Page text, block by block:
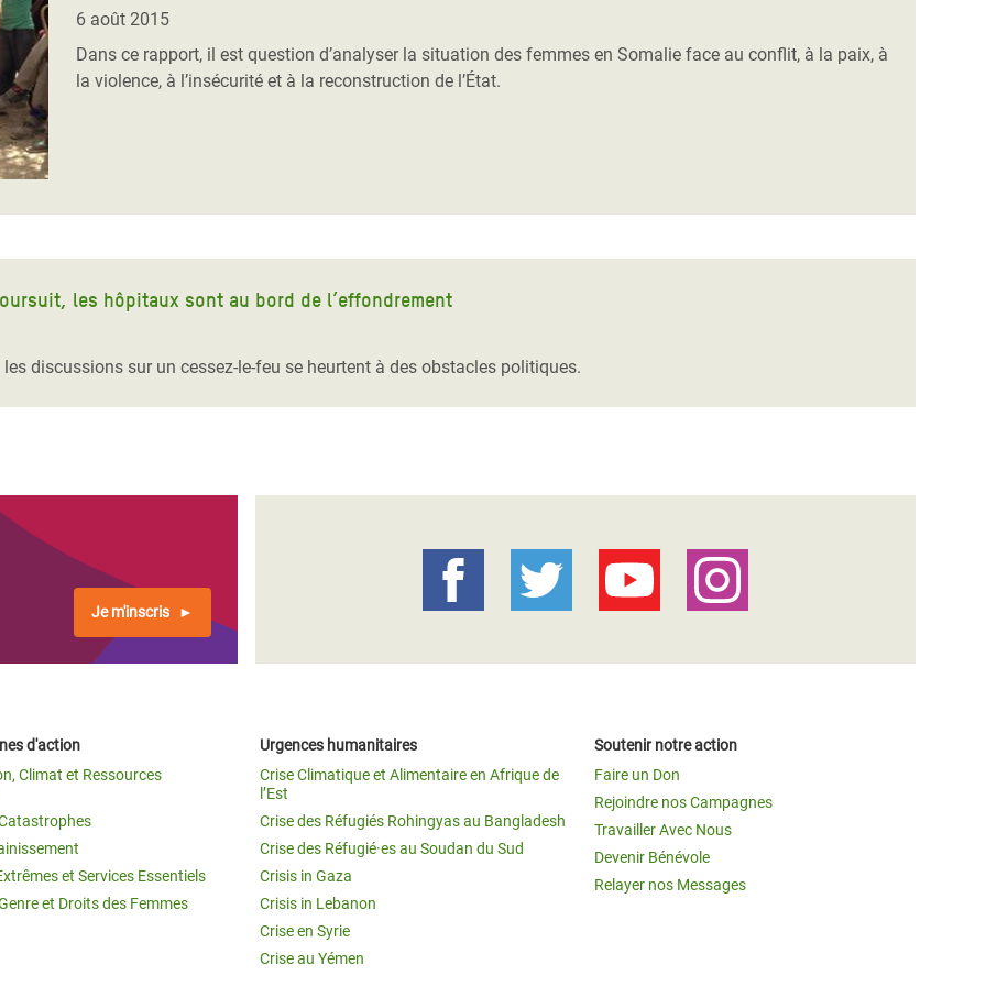
et
en Afrique de
Yémen
Réfugiés Rohingyas
6 août 2015
Dans ce rapport, il est question d’analyser la situation des femmes en Somalie face au conflit, à la paix, à
la violence, à l’insécurité et à la reconstruction de l’État.
les hôpitaux sont au bord de l’effondrement
discussions sur un cessez-le-feu se heurtent à des obstacles politiques.
Je m'inscris
d'action
Climat et Ressources
et Services Essentiels
et Droits des Femmes
Urgences humanitaires
Crise Climatique et Alimentaire en Afrique de
l’Est
Crise des Réfugiés Rohingyas au Bangladesh
Crise des Réfugié·es au Soudan du Sud
Crisis in Gaza
Crisis in Lebanon
Crise en Syrie
Crise au Yémen
Soutenir notre action
Faire un Don
Rejoindre nos Campagnes
Travailler Avec Nous
Devenir Bénévole
Relayer nos Messages